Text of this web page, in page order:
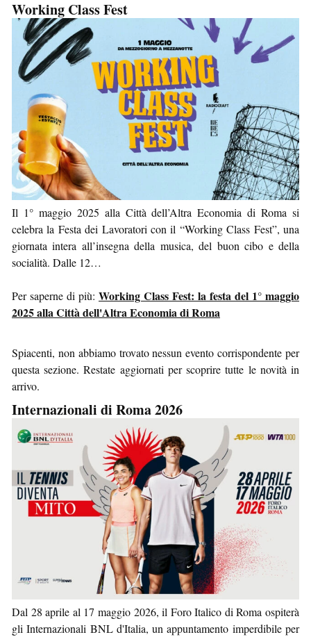
Working Class Fest
Il 1° maggio 2025 alla Città dell’Altra Economia di Roma si
celebra la Festa dei Lavoratori con il “Working Class Fest”, una
giornata intera all’insegna della musica, del buon cibo e della
socialità. Dalle 12…
Per saperne di più: Working Class Fest: la festa del 1° maggio
2025 alla Città dell'Altra Economia di Roma
Spiacenti, non abbiamo trovato nessun evento corrispondente per
questa sezione. Restate aggiornati per scoprire tutte le novità in
arrivo.
Internazionali di Roma 2026
Dal 28 aprile al 17 maggio 2026, il Foro Italico di Roma ospiterà
gli Internazionali BNL d'Italia, un appuntamento imperdibile per